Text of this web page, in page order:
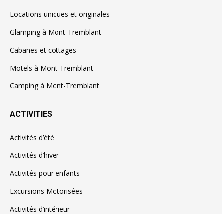
Locations uniques et originales
Glamping à Mont-Tremblant
Cabanes et cottages
Motels à Mont-Tremblant
Camping à Mont-Tremblant
ACTIVITIES
Activités d’été
Activités d’hiver
Activités pour enfants
Excursions Motorisées
Activités d’intérieur